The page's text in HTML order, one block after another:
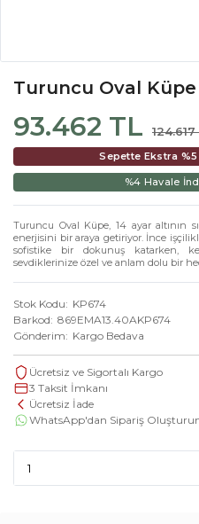
Turuncu Oval Küpe
93.462 TL
Sepette Ekstra
%4 Havale
Turuncu Oval Küpe, 14 ayar altının
enerjisini bir araya getiriyor. İnce
sofistike bir dokunuş katarken,
sevdiklerinize özel ve anlam dolu bir
Stok Kodu
KP674
Barkod 869EMA13.40AKP674
Gönderim
Kargo Bedava
Ücretsiz ve Sigortalı Kargo
3 Taksit İmkanı
Ücretsiz İade
WhatsApp'dan Sipariş